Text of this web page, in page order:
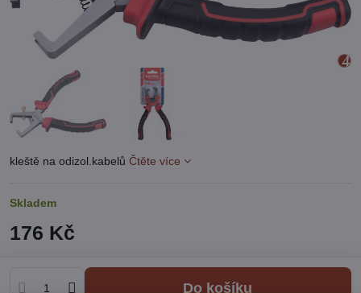
kleště na odizol.kabelů Čtěte více
Skladem
176 Kč
Do košíku